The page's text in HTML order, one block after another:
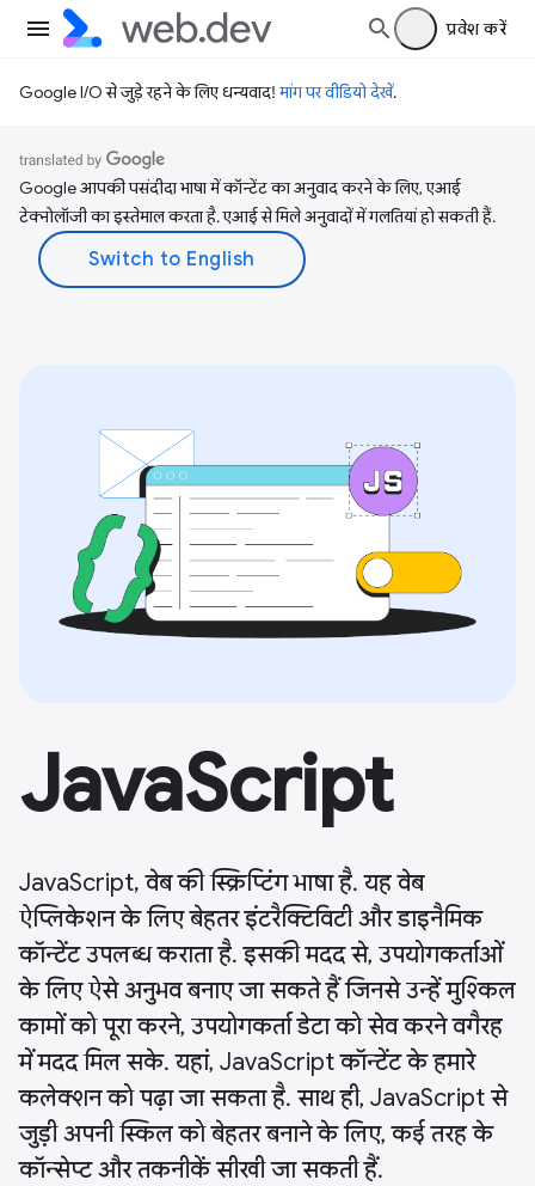
प्रवेश करें
Google I/O से जुड़े रहने के लिए धन्यवाद!मांग पर वीडियो देखें.
Google आपकी पसंदीदा भाषा में कॉन्टेंट का अनुवाद करने के लिए, एआई
टेक्नोलॉजी का इस्तेमाल करता है. एआई से मिले अनुवादों में गलतियां हो सकती हैं.
JavaScript
JavaScript, वेब की स्क्रिप्टिंग भाषा है. यह वेब
ऐप्लिकेशन के लिए बेहतर इंटरैक्टिविटी और डाइनैमिक
कॉन्टेंट उपलब्ध कराता है. इसकी मदद से, उपयोगकर्ताओं
के लिए ऐसे अनुभव बनाए जा सकते हैं जिनसे उन्हें मुश्किल
कामों को पूरा करने, उपयोगकर्ता डेटा को सेव करने वगैरह
में मदद मिल सके. यहां, JavaScript कॉन्टेंट के हमारे
कलेक्शन को पढ़ा जा सकता है. साथ ही, JavaScript से
जुड़ी अपनी स्किल को बेहतर बनाने के लिए, कई तरह के
कॉन्सेप्ट और तकनीकें सीखी जा सकती हैं.